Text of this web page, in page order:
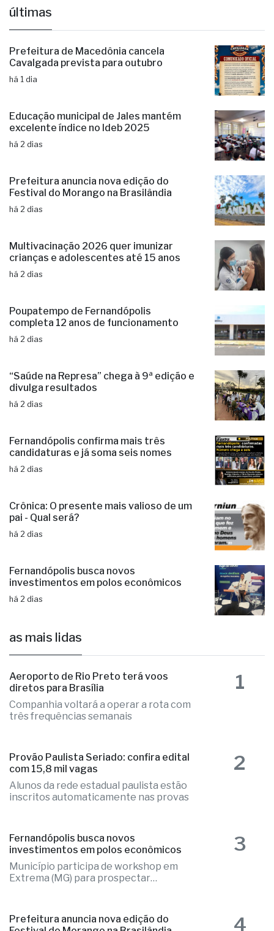
últimas
Prefeitura de Macedônia cancela
Cavalgada prevista para outubro
há 1 dia
Educação municipal de Jales mantém
excelente índice no Ideb 2025
há 2 dias
Prefeitura anuncia nova edição do
Festival do Morango na Brasilândia
há 2 dias
Multivacinação 2026 quer imunizar
crianças e adolescentes até 15 anos
há 2 dias
Poupatempo de Fernandópolis
completa 12 anos de funcionamento
há 2 dias
“Saúde na Represa” chega à 9ª edição e
divulga resultados
há 2 dias
Fernandópolis confirma mais três
candidaturas e já soma seis nomes
há 2 dias
Crônica: O presente mais valioso de um
pai - Qual será?
há 2 dias
Fernandópolis busca novos
investimentos em polos econômicos
há 2 dias
as mais lidas
Aeroporto de Rio Preto terá voos
diretos para Brasília
Companhia voltará a operar a rota com
três frequências semanais
1
Provão Paulista Seriado: confira edital
com 15,8 mil vagas
Alunos da rede estadual paulista estão
inscritos automaticamente nas provas
2
Fernandópolis busca novos
investimentos em polos econômicos
Município participa de workshop em
Extrema (MG) para prospectar
3
Prefeitura anuncia nova edição do
4